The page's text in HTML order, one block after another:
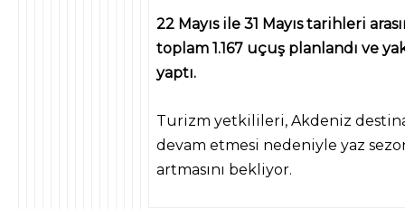
22 Mayıs ile 31 Mayıs tarihleri
toplam 1.167 uçuş planlandı ve
yaptı.
Turizm yetkilileri, Akdeniz
devam etmesi nedeniyle yaz
artmasını bekliyor.